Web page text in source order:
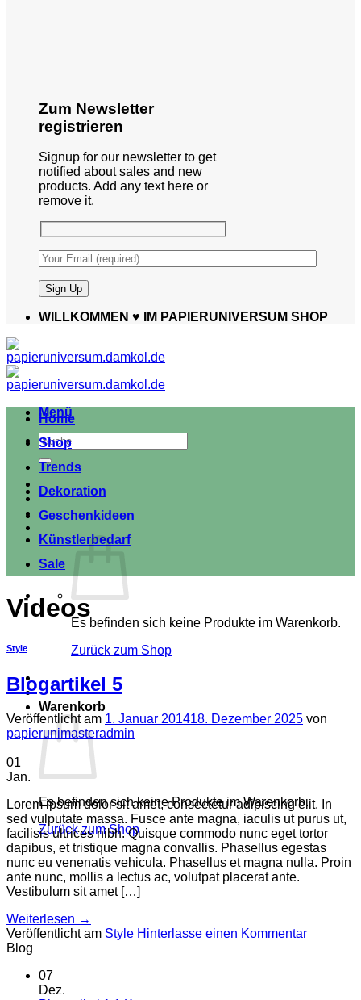
Zum Newsletter
registrieren
Signup for our newsletter to get
notified about sales and new
products. Add any text here or
remove it.
WILLKOMMEN ♥️ IM PAPIERUNIVERSUM SHOP
Menü
Suche
nach:
Es befinden sich keine Produkte im Warenkorb.
Zurück zum Shop
Warenkorb
Es befinden sich keine Produkte im Warenkorb.
Zurück zum Shop
Home
Shop
Trends
Dekoration
Geschenkideen
Künstlerbedarf
Sale
Videos
Style
Blogartikel 5
Veröffentlicht am 1. Januar 201418. Dezember 2025 von
papierunimasteradmin
01
Jan.
Lorem ipsum dolor sit amet, consectetur adipiscing elit. In
sed vulputate massa. Fusce ante magna, iaculis ut purus ut,
facilisis ultrices nibh. Quisque commodo nunc eget tortor
dapibus, et tristique magna convallis. Phasellus egestas
nunc eu venenatis vehicula. Phasellus et magna nulla. Proin
ante nunc, mollis a lectus ac, volutpat placerat ante.
Vestibulum sit amet […]
Weiterlesen →
Veröffentlicht am Style Hinterlasse einen Kommentar
Blog
07
Dez.